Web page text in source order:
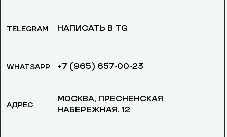
TELEGRAM
WHATSAPP
АДРЕС
НАПИСАТЬ В TG
+7 (965) 657-00-23
МОСКВА, ​ПРЕСНЕНСКАЯ
НАБЕРЕЖНАЯ, 12